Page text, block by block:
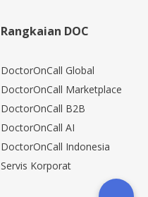
Rangkaian DOC
DoctorOnCall Global
DoctorOnCall Marketplace
DoctorOnCall B2B
DoctorOnCall AI
DoctorOnCall Indonesia
Servis Korporat